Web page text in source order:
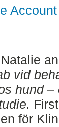
Account
vid
hund
för